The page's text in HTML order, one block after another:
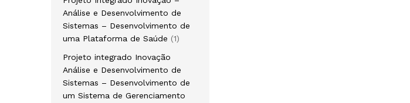
Análise e Desenvolvimento de
Sistemas – Desenvolvimento de
uma Plataforma de Saúde
11
Projeto integrado Inovação
Análise e Desenvolvimento de
Sistemas – Desenvolvimento de
um Sistema de Gerenciamento